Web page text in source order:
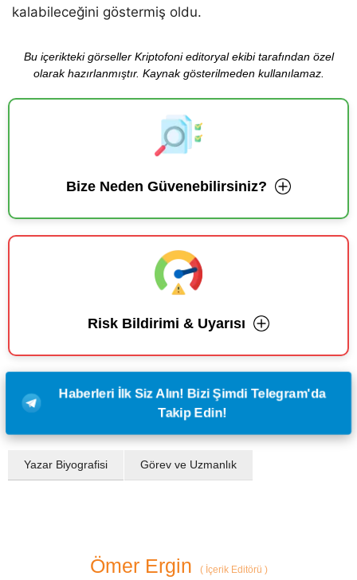
kalabileceğini göstermiş oldu.
Bu içerikteki görseller Kriptofoni editoryal ekibi tarafından özel
olarak hazırlanmıştır. Kaynak gösterilmeden kullanılamaz.
Bize Neden Güvenebilirsiniz?
Risk Bildirimi & Uyarısı
Haberleri İlk Siz Alın! Bizi Şimdi Telegram'da
Takip Edin!
Yazar Biyografisi Görev ve Uzmanlık
Ömer Ergin (İçerik Editörü )